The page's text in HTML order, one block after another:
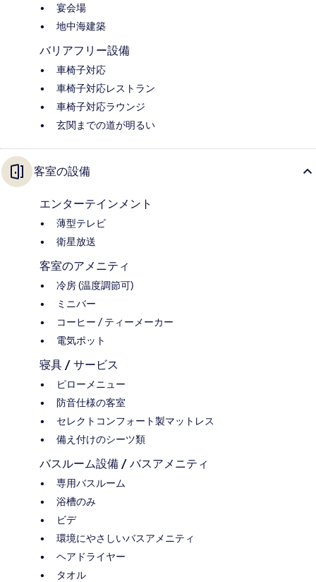
宴会場
地中海建築
バリアフリー設備
車椅子対応
車椅子対応レストラン
車椅子対応ラウンジ
玄関までの道が明るい
客室の設備
エンターテインメント
薄型テレビ
衛星放送
客室のアメニティ
冷房 (温度調節可)
ミニバー
コーヒー / ティーメーカー
電気ポット
寝具 / サービス
ピローメニュー
防音仕様の客室
セレクトコンフォート製マットレス
備え付けのシーツ類
バスルーム設備 / バスアメニティ
専用バスルーム
浴槽のみ
ビデ
環境にやさしいバスアメニティ
ヘアドライヤー
タオル